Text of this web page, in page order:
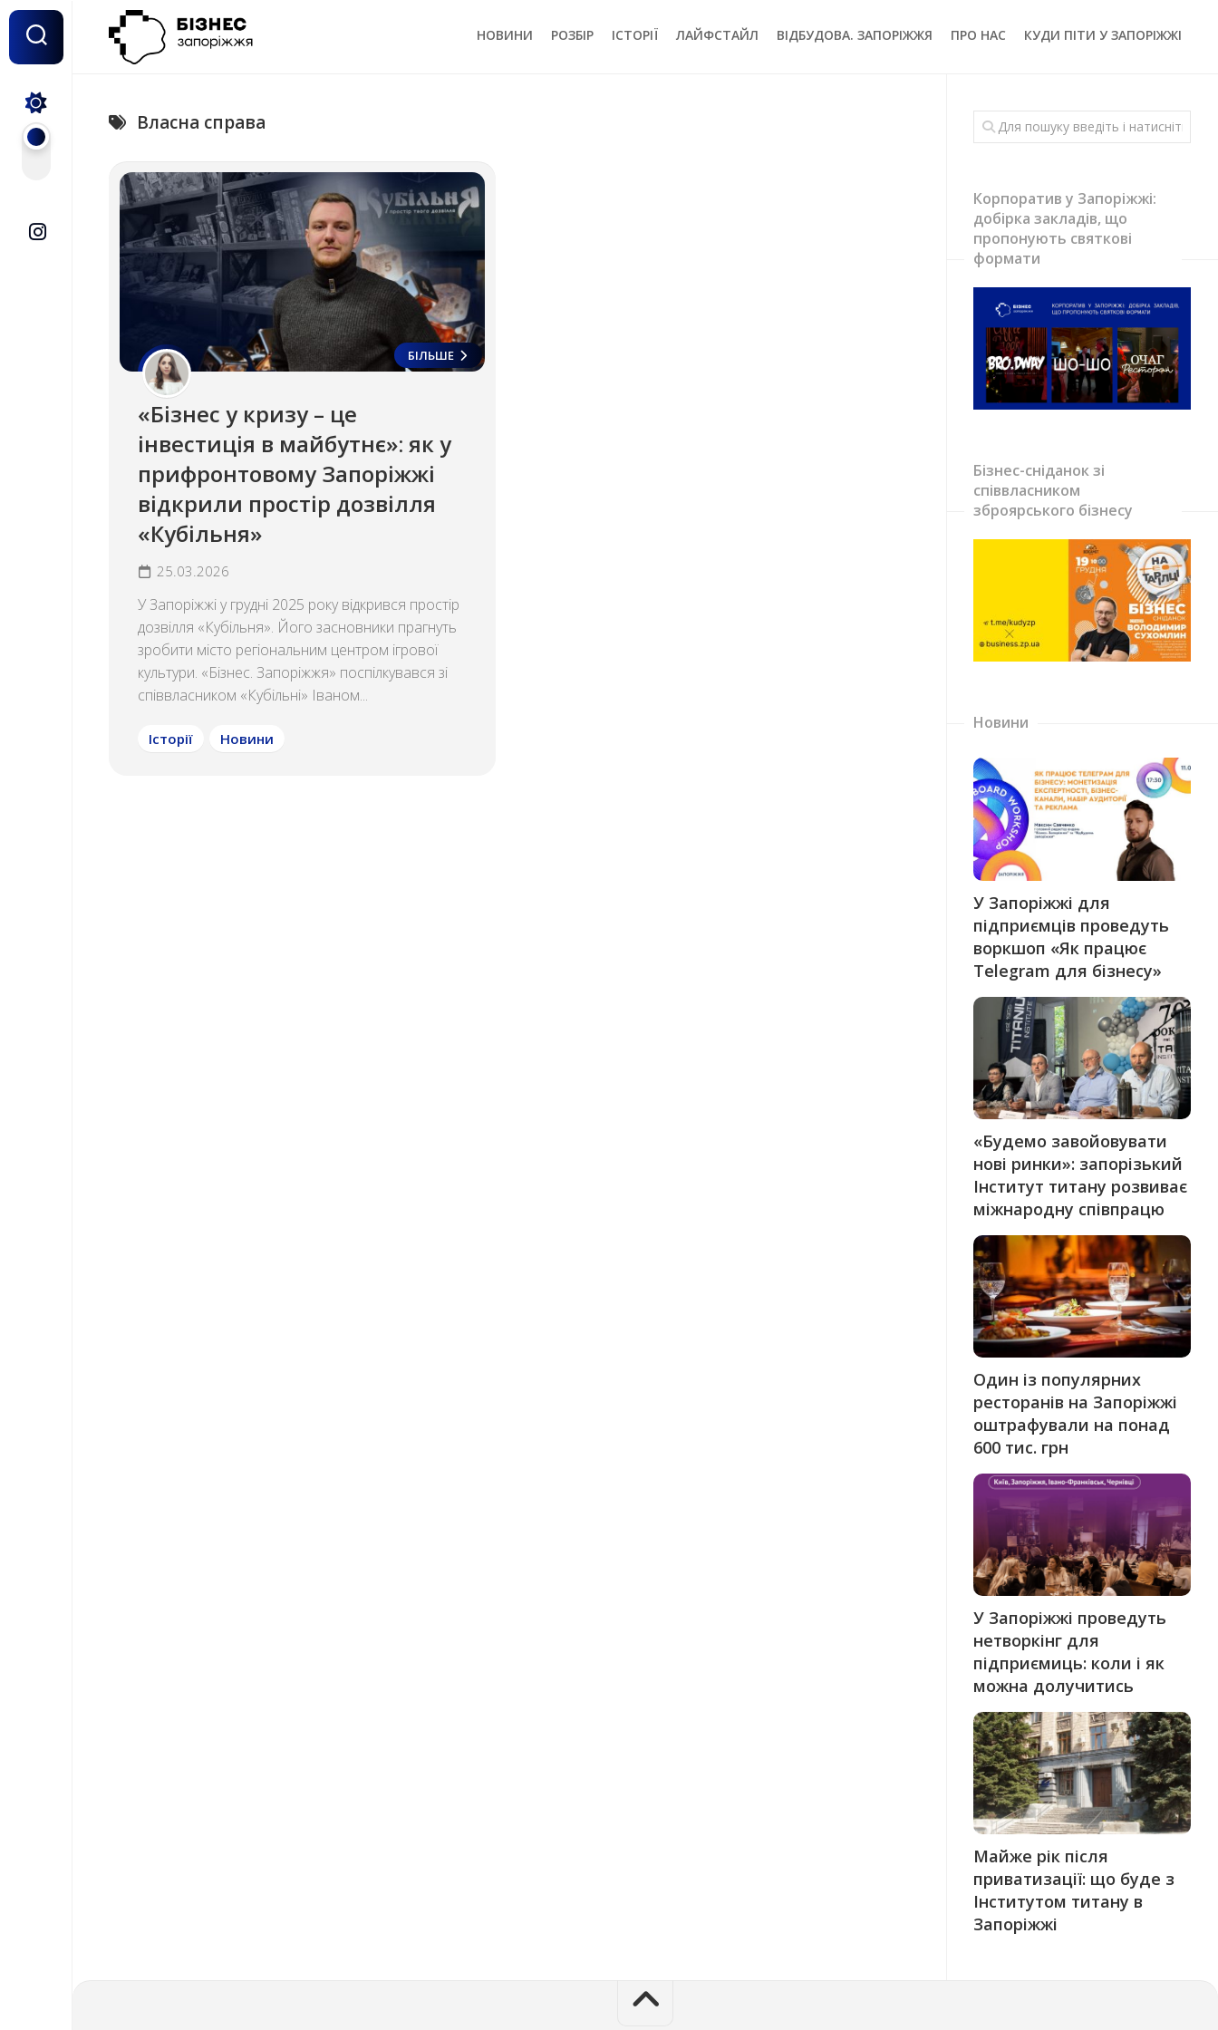
Перейти
вмісту
НОВИНИ РОЗБІР ІСТОРІЇ ЛАЙФСТАЙЛ ВІДБУДОВА. ЗАПОРІЖЖЯ ПРО НАС КУДИ ПІТИ У ЗАПОРІЖЖІ
Власна справа
БІЛЬШЕ
«Бізнес у кризу – це
інвестиція в майбутнє»: як у
прифронтовому Запоріжжі
відкрили простір дозвілля
«Кубільня»
25.03.2026
У Запоріжжі у грудні 2025 року відкрився простір
дозвілля «Кубільня». Його засновники прагнуть
зробити місто регіональним центром ігрової
культури. «Бізнес. Запоріжжя» поспілкувався зі
співвласником «Кубільні» Іваном...
Історії Новини
Корпоратив у Запоріжжі:
добірка закладів, що
пропонують святкові
формати
Бізнес-сніданок зі
співвласником
зброярського бізнесу
Новини
У Запоріжжі для
підприємців проведуть
воркшоп «Як працює
Telegram для бізнесу»
«Будемо завойовувати
нові ринки»: запорізький
Інститут титану розвиває
міжнародну співпрацю
Один із популярних
ресторанів на Запоріжжі
оштрафували на понад
600 тис. грн
У Запоріжжі проведуть
нетворкінг для
підприємиць: коли і як
можна долучитись
Майже рік після
приватизації: що буде з
Інститутом титану в
Запоріжжі